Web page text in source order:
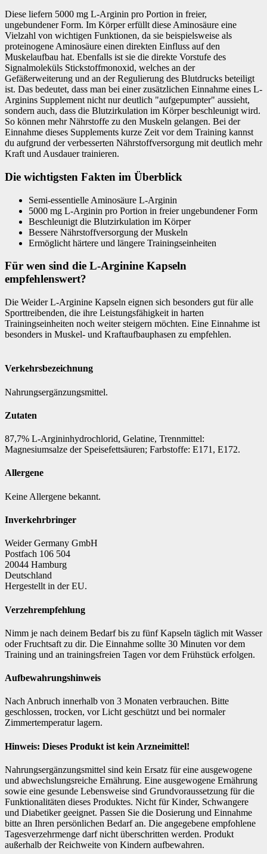
Diese liefern 5000 mg L-Arginin pro Portion in freier,
ungebundener Form. Im Körper erfüllt diese Aminosäure eine
Vielzahl von wichtigen Funktionen, da sie beispielsweise als
proteinogene Aminosäure einen direkten Einfluss auf den
Muskelaufbau hat. Ebenfalls ist sie die direkte Vorstufe des
Signalmoleküls Stickstoffmonoxid, welches an der
Gefäßerweiterung und an der Regulierung des Blutdrucks beteiligt
ist. Das bedeutet, dass man bei einer zusätzlichen Einnahme eines L-
Arginins Supplement nicht nur deutlich "aufgepumpter" aussieht,
sondern auch, dass die Blutzirkulation im Körper beschleunigt wird.
So können mehr Nährstoffe zu den Muskeln gelangen. Bei der
Einnahme dieses Supplements kurze Zeit vor dem Training kannst
du aufgrund der verbesserten Nährstoffversorgung mit deutlich mehr
Kraft und Ausdauer trainieren.
Die wichtigsten Fakten im Überblick
Semi-essentielle Aminosäure L-Arginin
5000 mg L-Arginin pro Portion in freier ungebundener Form
Beschleunigt die Blutzirkulation im Körper
Bessere Nährstoffversorgung der Muskeln
Ermöglicht härtere und längere Trainingseinheiten
Für wen sind die L-Arginine Kapseln
empfehlenswert?
Die Weider L-Arginine Kapseln eignen sich besonders gut für alle
Sporttreibenden, die ihre Leistungsfähigkeit in harten
Trainingseinheiten noch weiter steigern möchten. Eine Einnahme ist
besonders in Muskel- und Kraftaufbauphasen zu empfehlen.
Verkehrsbezeichnung
Nahrungsergänzungsmittel.
Zutaten
87,7% L-Argininhydrochlorid, Gelatine, Trennmittel:
Magnesiumsalze der Speisefettsäuren; Farbstoffe: E171, E172.
Allergene
Keine Allergene bekannt.
Inverkehrbringer
Weider Germany GmbH
Postfach 106 504
20044 Hamburg
Deutschland
Hergestellt in der EU.
Verzehrempfehlung
Nimm je nach deinem Bedarf bis zu fünf Kapseln täglich mit Wasser
oder Fruchtsaft zu dir. Die Einnahme sollte 30 Minuten vor dem
Training und an trainingsfreien Tagen vor dem Frühstück erfolgen.
Aufbewahrungshinweis
Nach Anbruch innerhalb von 3 Monaten verbrauchen. Bitte
geschlossen, trocken, vor Licht geschützt und bei normaler
Zimmertemperatur lagern.
Hinweis: Dieses Produkt ist kein Arzneimittel!
Nahrungsergänzungsmittel sind kein Ersatz für eine ausgewogene
und abwechslungsreiche Ernährung. Eine ausgewogene Ernährung
sowie eine gesunde Lebensweise sind Grundvoraussetzung für die
Funktionalitäten dieses Produktes. Nicht für Kinder, Schwangere
und Diabetiker geeignet. Passen Sie die Dosierung und Einnahme
bitte an Ihren persönlichen Bedarf an. Die angegebene empfohlene
Tagesverzehrmenge darf nicht überschritten werden. Produkt
außerhalb der Reichweite von Kindern aufbewahren.